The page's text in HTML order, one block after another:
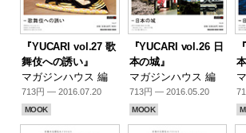
『YUCARI vol.27 歌
舞伎への誘い』
マガジンハウス 編
713円 — 2016.07.20
MOOK
『YUCARI vol.26 日
本の城』
マガジンハウス 編
713円 — 2016.05.20
MOOK